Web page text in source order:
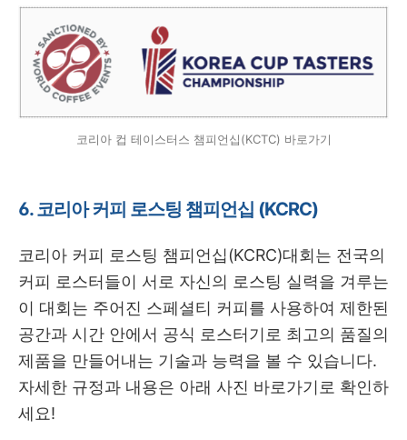
코리아 컵 테이스터스 챔피언십(KCTC) 바로가기
6. 코리아 커피 로스팅 챔피언십 (KCRC)
코리아 커피 로스팅 챔피언십(KCRC)대회는 전국의
커피 로스터들이 서로 자신의 로스팅 실력을 겨루는
이 대회는 주어진 스페셜티 커피를 사용하여 제한된
공간과 시간 안에서 공식 로스터기로 최고의 품질의
제품을 만들어내는 기술과 능력을 볼 수 있습니다.
자세한 규정과 내용은 아래 사진 바로가기로 확인하
세요!